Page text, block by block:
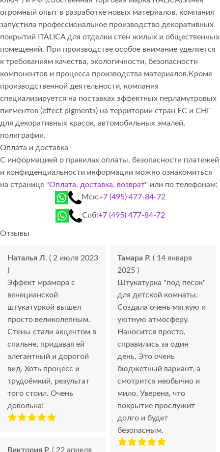
огромный опыт в разработке новых материалов, компания
запустила профессиональное производство декоративных
покрытий ITALICA для отделки стен жилых и общественных
помещений. При производстве особое внимание уделяется
к требованиям качества, экологичности, безопасности
компонентов и процесса производства материалов.Кроме
производственной деятельности, компания
специализируется на поставках эффектных перламутровых
пигментов (effect pigments) на территории стран ЕС и СНГ
для декоративных красок, автомобильных эмалей,
полиграфии.
Оплата и доставка
С информацией о правилах оплаты, безопасности платежей
и конфиденциальности информации можно ознакомиться
на странице "Оплата, доставка, возврат" или по телефонам:
Мск:+7 (495) 477-84-72
Спб:+7 (495) 477-84-72
Отзывы
Наталья Л. ( 2 июля 2023
)
Эффект мрамора с
венецианской
штукатуркой вышел
просто великолепным.
Стены стали акцентом в
спальне, придавая ей
элегантный и дорогой
вид. Хоть процесс и
трудоёмкий, результат
того стоил. Очень
довольна!
Виктория Р. ( 22 апреля
Тамара Р. ( 14 января
2025 )
Штукатурка "под песок"
для детской комнаты.
Создала очень мягкую и
уютную атмосферу.
Наносится просто,
справились за один
день. Это очень
бюджетный вариант, а
смотрится необычно и
мило. Уверена, что
покрытие прослужит
долго и будет
безопасным.